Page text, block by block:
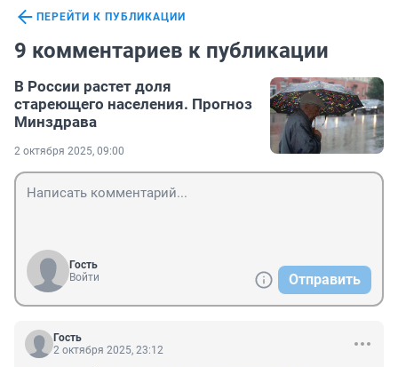
ПЕРЕЙТИ К ПУБЛИКАЦИИ
9 комментариев к публикации
В России растет доля
стареющего населения. Прогноз
Минздрава
2 октября 2025, 09:00
Гость
Войти
Отправить
Гость
2 октября 2025, 23:12